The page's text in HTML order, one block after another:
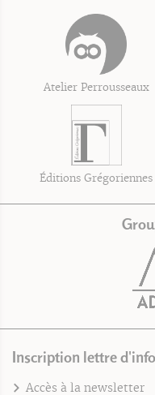
Atelier Perrousseaux
Éditions Grégoriennes
Inscription lettre
Accès à la newsletter